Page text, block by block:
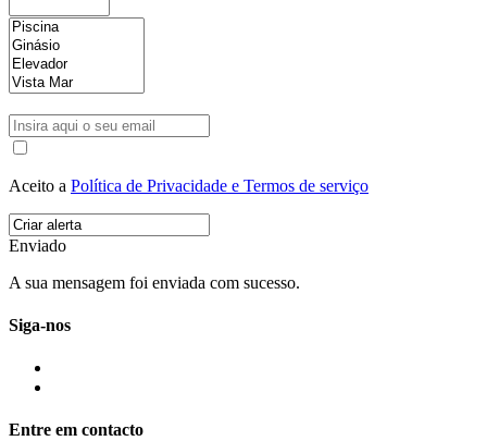
Aceito a Política de Privacidade e Termos de serviço
Enviado
A sua mensagem foi enviada com sucesso.
Siga-nos
Entre em contacto